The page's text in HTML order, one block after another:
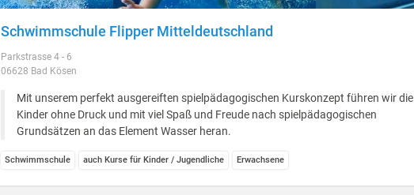
Schwimmschule Flipper Mitteldeutschland
Parkstrasse 4 - 6
06628 Bad Kösen
Mit unserem perfekt ausgereiften spielpädagogischen Kurskonzept führen wir die
Kinder ohne Druck und mit viel Spaß und Freude nach spielpädagogischen
Grundsätzen an das Element Wasser heran.
Schwimmschule auch Kurse für Kinder / Jugendliche Erwachsene